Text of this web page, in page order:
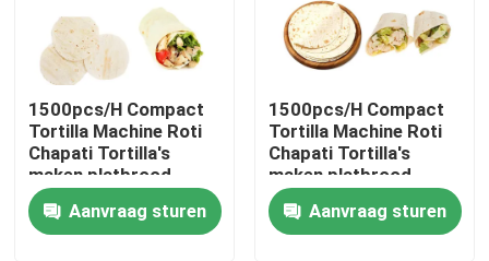
Huis
Producten
1500pcs/H Compact
Tortilla Machine Roti
Chapati Tortilla's
maken platbrood
Productielijn
Aanvraag sturen
1500pcs/H Compact
Tortilla Machine Roti
Chapati Tortilla's
maken platbrood
Productielijn
Aanvraag sturen